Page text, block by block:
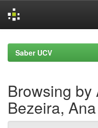
navigationSaber UCV
Browsing
Bezeira, Ana